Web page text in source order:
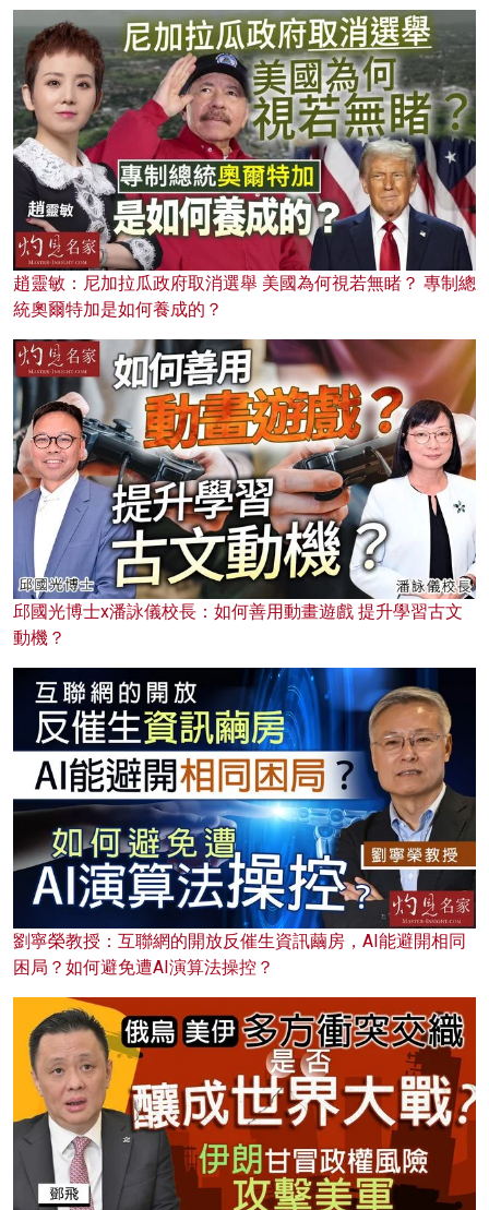
趙靈敏：尼加拉瓜政府取消選舉 美國為何視若無睹？ 專制總
統奧爾特加是如何養成的？
邱國光博士x潘詠儀校長：如何善用動畫遊戲 提升學習古文
動機？
劉寧榮教授：互聯網的開放反催生資訊繭房，AI能避開相同
困局？如何避免遭AI演算法操控？